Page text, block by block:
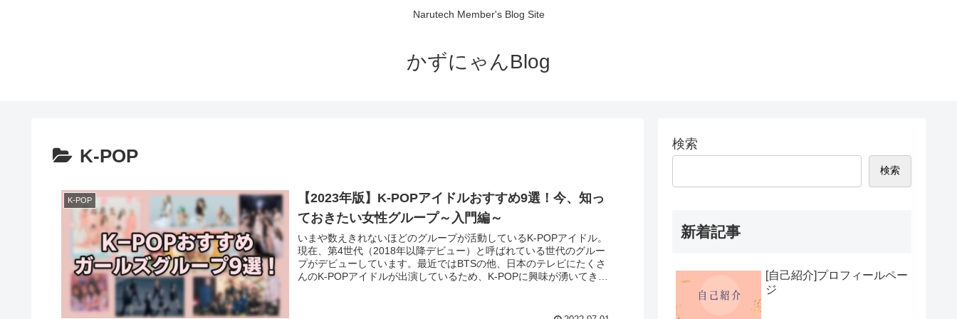
Narutech Member's Blog Site
かずにゃんBlog
K-POP
K-POP
【2023年版】K-POPアイドルおすすめ9選！今、知っ
ておきたい女性グループ～入門編～
いまや数えきれないほどのグループが活動しているK-POPアイドル。
現在、第4世代（2018年以降デビュー）と呼ばれている世代のグルー
プがデビューしています。最近ではBTSの他、日本のテレビにたくさ
んのK-POPアイドルが出演しているため、K-POPに興味が湧いてきた
検索
検索
新着記事
[自己紹介]プロフィールペー
ジ